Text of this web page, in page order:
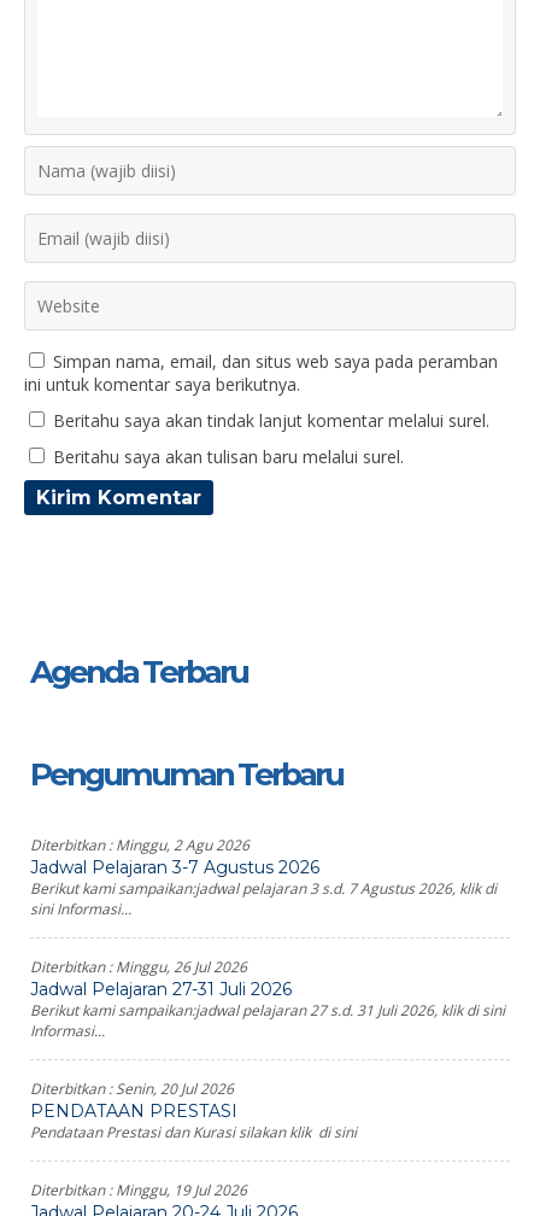
Simpan nama, email, dan situs web saya pada peramban
ini untuk komentar saya berikutnya.
Beritahu saya akan tindak lanjut komentar melalui surel.
Beritahu saya akan tulisan baru melalui surel.
Agenda Terbaru
Pengumuman Terbaru
Diterbitkan :Minggu, 2 Agu 2026
Jadwal Pelajaran 3-7 Agustus 2026
Berikut kami sampaikan:jadwal pelajaran 3 s.d. 7 Agustus 2026, klik di
sini Informasi...
Diterbitkan :Minggu, 26 Jul 2026
Jadwal Pelajaran 27-31 Juli 2026
Berikut kami sampaikan:jadwal pelajaran 27 s.d. 31 Juli 2026, klik di sini
Informasi...
Diterbitkan :Senin, 20 Jul 2026
PENDATAAN PRESTASI
Pendataan Prestasi dan Kurasi silakan klik di sini
Diterbitkan :Minggu, 19 Jul 2026